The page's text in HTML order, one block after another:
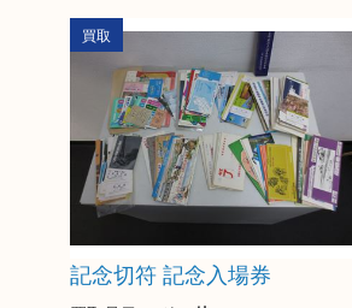
買取
記念切符 記念入場券